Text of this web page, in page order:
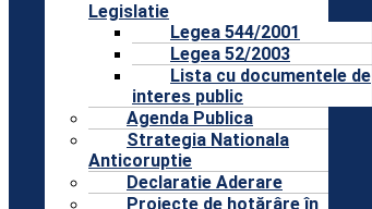
Legislatie
Legea 544/2001
Legea 52/2003
Lista cu documentele de
interes public
Agenda Publica
Strategia Nationala
Anticoruptie
Declaratie Aderare
Proiecte de hotărâre în